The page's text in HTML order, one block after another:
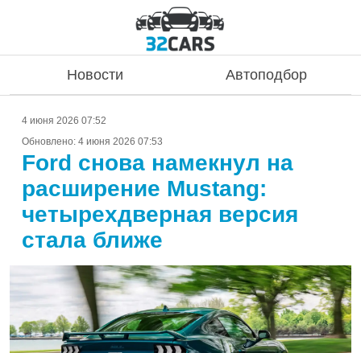
Новости Автоподбор
4 июня 2026 07:52
Обновлено: 4 июня 2026 07:53
Ford снова намекнул на
расширение Mustang:
четырехдверная версия
стала ближе